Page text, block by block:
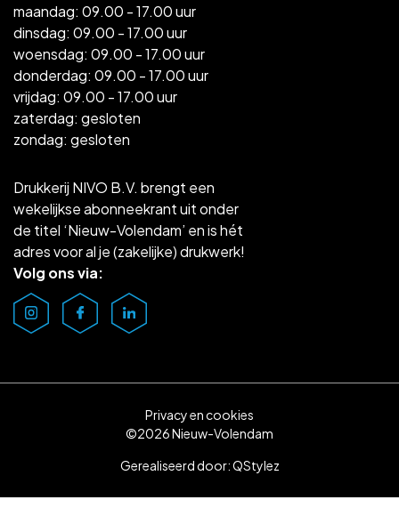
Drukkerij NIVO B.V. brengt een
wekelijkse abonneekrant uit onder
de titel ‘Nieuw-Volendam’ en is hét
adres voor al je (zakelijke) drukwerk!
Volg ons via:
maandag: 09.00 - 17.00 uur
dinsdag: 09.00 - 17.00 uur
woensdag: 09.00 - 17.00 uur
donderdag: 09.00 - 17.00 uur
vrijdag: 09.00 - 17.00 uur
zaterdag: gesloten
zondag: gesloten
Privacy en cookies
©2026 Nieuw-Volendam
Gerealiseerd door:QStylez